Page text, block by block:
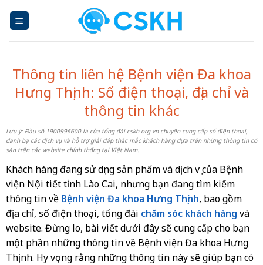
Thông tin liên hệ Bệnh viện Đa khoa
Hưng Thịnh: Số điện thoại, địa chỉ và
thông tin khác
Lưu ý: Đầu số 1900996600 là của tổng đài cskh.org.vn chuyên cung cấp số điện thoại,
danh bạ các dịch vụ và hỗ trợ giải đáp thắc mắc khách hàng dựa trên những thông tin có
sẵn trên các website chính thống tại Việt Nam.
Khách hàng đang sử dụng sản phẩm và dịch vụ của Bệnh
viện Nội tiết tỉnh Lào Cai, nhưng bạn đang tìm kiếm
thông tin về Bệnh viện Đa khoa Hưng Thịnh, bao gồm
địa chỉ, số điện thoại, tổng đài chăm sóc khách hàng và
website. Đừng lo, bài viết dưới đây sẽ cung cấp cho bạn
một phần những thông tin về Bệnh viện Đa khoa Hưng
Thịnh. Hy vọng rằng những thông tin này sẽ giúp bạn có